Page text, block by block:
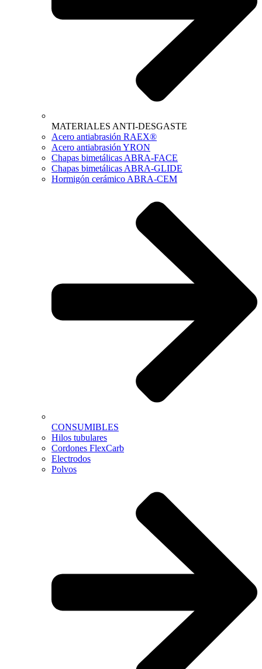
MATERIALES ANTI-DESGASTE
Acero antiabrasión RAEX®
Acero antiabrasión YRON
Chapas bimetálicas ABRA-FACE
Chapas bimetálicas ABRA-GLIDE
Hormigón cerámico ABRA-CEM
CONSUMIBLES
Hilos tubulares
Cordones FlexCarb
Electrodos
Polvos